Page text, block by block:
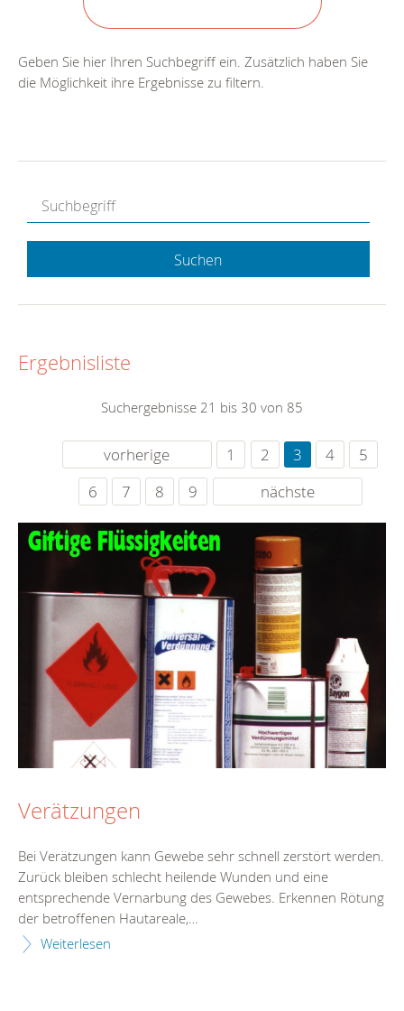
Geben Sie hier Ihren Suchbegriff ein. Zusätzlich haben Sie
die Möglichkeit ihre Ergebnisse zu filtern.
Suchen
Ergebnisliste
Suchergebnisse 21 bis 30 von 85
vorherige 1 2 3 4
5
6
7 8 9 nächste
Verätzungen
Bei Verätzungen kann Gewebe sehr schnell zerstört werden.
Zurück bleiben schlecht heilende Wunden und eine
entsprechende Vernarbung des Gewebes. Erkennen Rötung
der betroffenen Hautareale,…
Weiterlesen